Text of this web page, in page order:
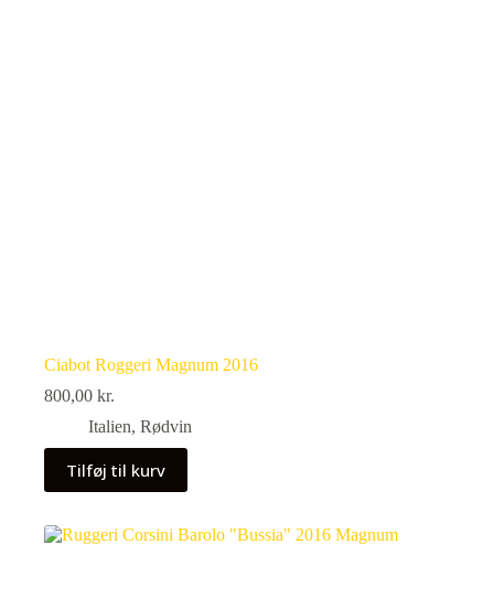
Ciabot Roggeri Magnum 2016
800,00 kr.
Italien, Rødvin
Tilføj til kurv